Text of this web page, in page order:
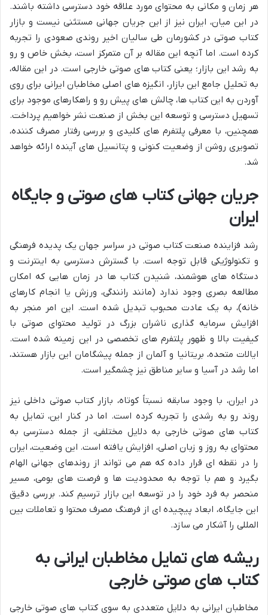
هر زمان و مکانی به محتوای مورد علاقه خود دسترسی داشته باشند.
در این میان، ایران نیز از این جریان جهانی مستثنی نیست و بازار
کتاب صوتی در کشورمان طی سالیان اخیر روندی صعودی را تجربه
کرده است. اما آنچه این مقاله بر آن متمرکز است، بخش خاص و رو
به رشد این بازار؛ یعنی کتاب های صوتی خارجی است. در این مقاله،
به تحلیل جامع این بازار، انگیزه های اصلی مخاطبان ایرانی برای روی
آوردن به این کتاب ها، چالش های پیش رو و راهکارهای موجود برای
تسهیل دسترسی و توسعه این بخش از صنعت نشر خواهیم پرداخت.
همچنین، با معرفی پلتفرم های کلیدی و بررسی رفتار مصرف کننده،
تصویری روشن از وضعیت کنونی و پتانسیل های آینده ارائه خواهد
شد.
جریان جهانی کتاب های صوتی و جایگاه
ایران
رشد فزاینده صنعت کتاب صوتی در سراسر جهان یک پدیده فرهنگی
و تکنولوژیکی قابل توجه است. با گسترش دسترسی به اینترنت و
دستگاه های هوشمند، شنیدن کتاب ها در زمان هایی که امکان
مطالعه بصری وجود ندارد (مانند رانندگی، ورزش یا انجام کارهای
خانه)، به یک عادت محبوب تبدیل شده است. این امر منجر به
افزایش سرمایه گذاری ناشران بزرگ در تولید محتوای صوتی با
کیفیت بالا و ظهور پلتفرم های تخصصی در این زمینه شده است.
ایالات متحده، بریتانیا و آلمان از جمله پیشگامان این بازار هستند،
اما رشد در آسیا و سایر مناطق نیز چشمگیر است.
در ایران، با وجود سابقه نسبتاً کوتاه، بازار کتاب صوتی داخلی نیز
روند رو به رشدی را تجربه کرده است. اما در کنار این، تمایل به
کتاب های صوتی خارجی به دلایل مختلفی، از جمله دسترسی به
محتوای به روز و زبان اصلی، افزایش یافته است. این وضعیت، ایران
را در نقطه ای قرار داده که هم می تواند از روندهای جهانی الهام
بگیرد و هم با توجه به محدودیت ها و فرصت های بومی، مسیر
منحصر به فرد خود را در توسعه این بازار ترسیم کند. بررسی دقیق
این جایگاه، ابعاد پیچیده ای از فرهنگ مصرف محتوا و تعاملات بین
المللی را آشکار می سازد.
ریشه های تمایل مخاطبان ایرانی به
کتاب های صوتی خارجی
مخاطبان ایرانی به دلایل متعددی به سوی کتاب های صوتی خارجی